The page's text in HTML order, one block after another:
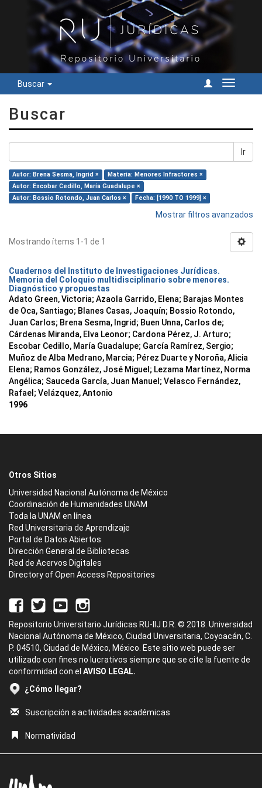
Buscar
Cambiar
Buscar
Ir
Autor: Brena Sesma, Ingrid ×
Materia: Menores Infractores ×
Autor: Escobar Cedillo, María Guadalupe ×
Autor: Bossio Rotondo, Juan Carlos ×
Fecha: [1990 TO 1999] ×
Mostrar filtros avanzados
Mostrando ítems 1-1 de 1
Cuadernos del Instituto de Investigaciones Jurídicas.
Memoria del Coloquio multidisciplinario sobre menores.
Diagnóstico y propuestas
Adato Green, Victoria; Azaola Garrido, Elena; Barajas Montes
de Oca, Santiago; Blanes Casas, Joaquín; Bossio Rotondo,
Juan Carlos; Brena Sesma, Ingrid; Buen Unna, Carlos de;
Cárdenas Miranda, Elva Leonor; Cardona Pérez, J. Arturo;
Escobar Cedillo, María Guadalupe; García Ramírez, Sergio;
Muñoz de Alba Medrano, Marcia; Pérez Duarte y Noroña, Alicia
Elena; Ramos González, José Miguel; Lezama Martínez, Norma
Angélica; Sauceda García, Juan Manuel; Velasco Fernández,
Rafael; Velázquez, Antonio
1996
Otros Sitios
Universidad Nacional Autónoma de México
Coordinación de Humanidades UNAM
Toda la UNAM en línea
Red Universitaria de Aprendizaje
Portal de Datos Abiertos
Dirección General de Bibliotecas
Red de Acervos Digitales
Directory of Open Access Repositories
Repositorio Universitario Jurídicas RU-IIJ D.R. © 2018. Universidad
Nacional Autónoma de México, Ciudad Universitaria, Coyoacán, C.
P. 04510, Ciudad de México, México. Este sitio web puede ser
utilizado con fines no lucrativos siempre que se cite la fuente de
conformidad con el AVISO LEGAL.
¿Cómo llegar?
Suscripción a actividades académicas
Normatividad